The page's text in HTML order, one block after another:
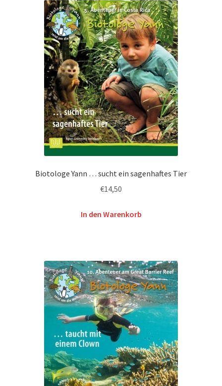
Biotologe Yann … sucht ein sagenhaftes Tier
€14,50
In den Warenkorb